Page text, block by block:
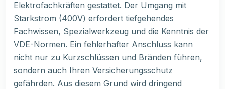
Elektrofachkräften gestattet. Der Umgang mit
Starkstrom (400V) erfordert tiefgehendes
Fachwissen, Spezialwerkzeug und die Kenntnis der
VDE-Normen. Ein fehlerhafter Anschluss kann
nicht nur zu Kurzschlüssen und Bränden führen,
sondern auch Ihren Versicherungsschutz
gefährden. Aus diesem Grund wird dringend